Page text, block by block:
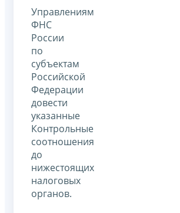
Управлениям
ФНС
России
по
субъектам
Российской
Федерации
довести
указанные
Контрольные
соотношения
до
нижестоящих
налоговых
органов.